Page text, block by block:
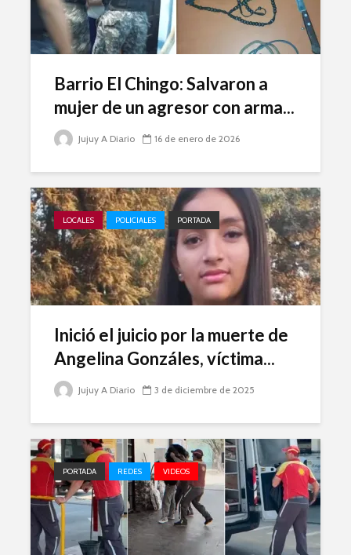
Barrio El Chingo: Salvaron a
mujer de un agresor con arma...
Jujuy A Diario 16 de enero de 2026
LOCALES POLICIALES PORTADA
Inició el juicio por la muerte de
Angelina Gonzáles, víctima...
Jujuy A Diario 3 de diciembre de 2025
PORTADA REDES VIDEOS